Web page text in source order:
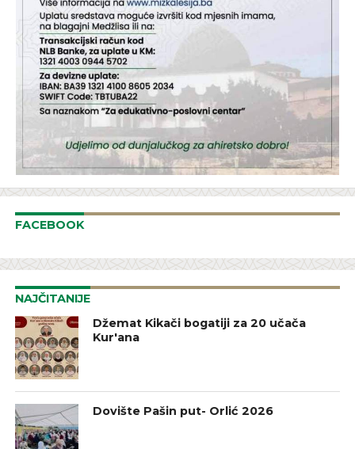
FACEBOOK
NAJČITANIJE
Džemat Kikači bogatiji za 20 učača
Kur'ana
Dovište Pašin put- Orlić 2026